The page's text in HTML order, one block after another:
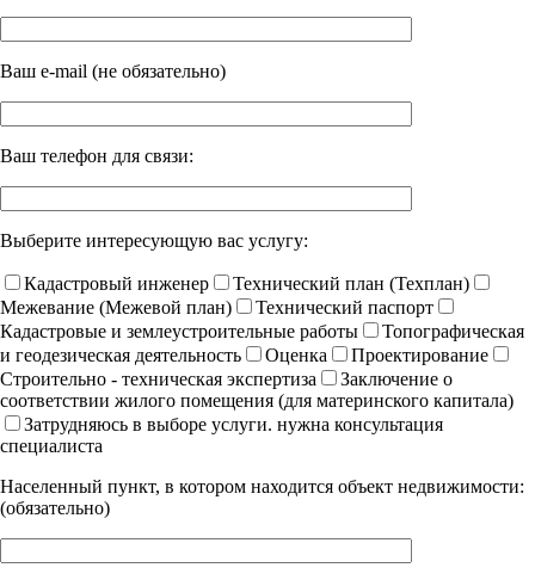
Ваш e-mail (не обязательно)
Ваш телефон для связи:
Выберите интересующую вас услугу:
Кадастровый инженер
Технический план (Техплан)
Межевание (Межевой план)
Технический паспорт
Кадастровые и землеустроительные работы
Топографическая
и геодезическая деятельность
Оценка
Проектирование
Строительно - техническая экспертиза
Заключение о
соответствии жилого помещения (для материнского капитала)
Затрудняюсь в выборе услуги. нужна консультация
специалиста
Населенный пункт, в котором находится объект недвижимости:
(обязательно)